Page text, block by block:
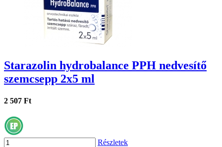
Starazolin hydrobalance PPH nedvesítő
szemcsepp 2x5 ml
2 507 Ft
Részletek